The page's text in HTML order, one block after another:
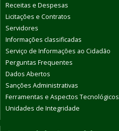
Receitas e Despesas
Licitações e Contratos
Servidores
Informações classificadas
Serviço de Informações ao Cidadão
Perguntas Frequentes
Dados Abertos
Sanções Administrativas
Ferramentas e Aspectos Tecnológicos
Unidades de Integridade